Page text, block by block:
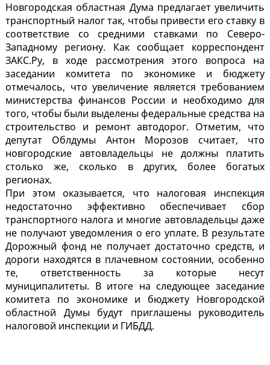
Новгородская областная Дума предлагает увеличить
транспортный налог так, чтобы привести его ставку в
соответствие со средними ставками по Северо-
Западному региону. Как сообщает корреспондент
ЗАКС.Ру, в ходе рассмотрения этого вопроса на
заседании комитета по экономике и бюджету
отмечалось, что увеличение является требованием
министерства финансов России и необходимо для
того, чтобы были выделены федеральные средства на
строительство и ремонт автодорог. Отметим, что
депутат Облдумы Антон Морозов считает, что
новгородские автовладельцы не должны платить
столько же, сколько в других, более богатых
регионах.
При этом оказывается, что налоговая инспекция
недостаточно эффективно обеспечивает сбор
транспортного налога и многие автовладельцы даже
не получают уведомления о его уплате. В результате
Дорожный фонд не получает достаточно средств, и
дороги находятся в плачевном состоянии, особенно
те, ответственность за которые несут
муниципалитеты. В итоге на следующее заседание
комитета по экономике и бюджету Новгородской
областной Думы будут приглашены руководитель
налоговой инспекции и ГИБДД.